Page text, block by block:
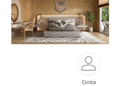
Conta